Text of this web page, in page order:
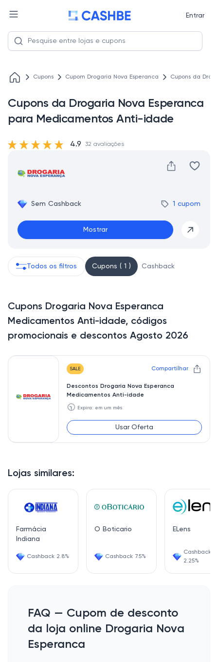
Entrar
Cupons Cupom Drogaria Nova Esperanca Cupons da
Cupons da Drogaria Nova Esperanca
para Medicamentos Anti-idade
Sem Cashback 1 cupom
Mostrar
4.9 32 avaliações
Lojas similares:
Farmácia
Indiana
Cashback 2.8%
O Boticario
Cashback 7.5%
ELens
Cashback
2.25%
Todos os filtros Cupons ( 1 ) Cashback
Cupons Drogaria Nova Esperanca
Medicamentos Anti-idade, códigos
promocionais e descontos Agosto 2026
SALE Compartilhar
Descontos Drogaria Nova Esperanca
Medicamentos Anti-idade
🕥 Expira: em um mês
Usar Oferta
FAQ — Cupom de desconto
da loja online Drogaria Nova
Esperanca